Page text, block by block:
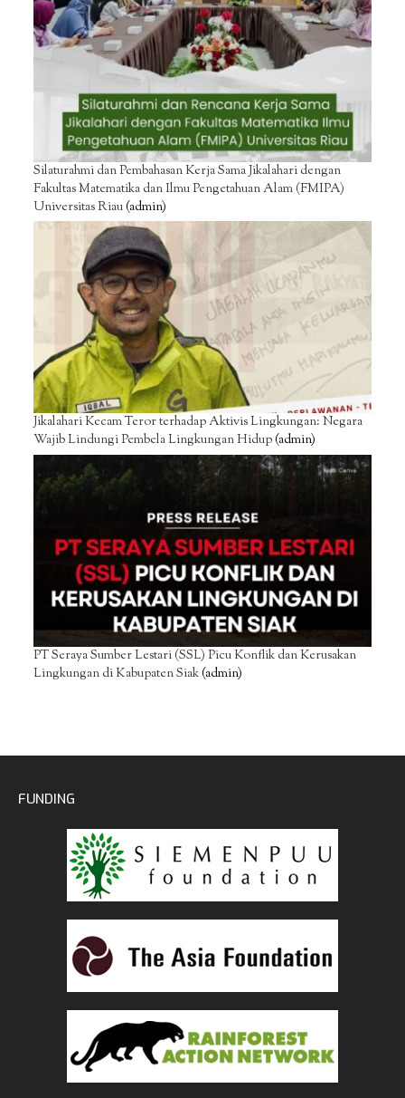
Silaturahmi dan Pembahasan Kerja Sama Jikalahari dengan
Fakultas Matematika dan Ilmu Pengetahuan Alam (FMIPA)
Universitas Riau(admin)
Jikalahari Kecam Teror terhadap Aktivis Lingkungan: Negara
Wajib Lindungi Pembela Lingkungan Hidup(admin)
PT Seraya Sumber Lestari (SSL) Picu Konflik dan Kerusakan
Lingkungan di Kabupaten Siak(admin)
FUNDING